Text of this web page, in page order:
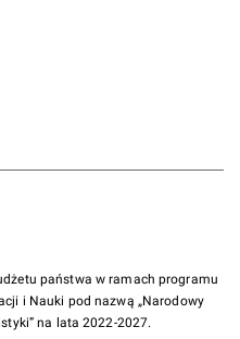
państwa w ramach programu
i Nauki pod nazwą „Narodowy
na lata 2022-2027.